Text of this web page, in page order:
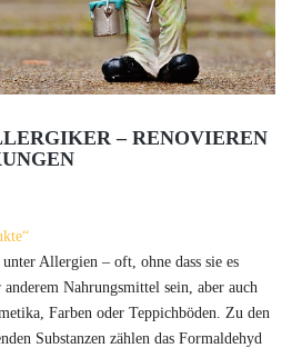
– RENOVIEREN
Allergien – oft, ohne dass sie es
Nahrungsmittel sein, aber auch
Farben oder Teppichböden. Zu den
Substanzen zählen das Formaldehyd